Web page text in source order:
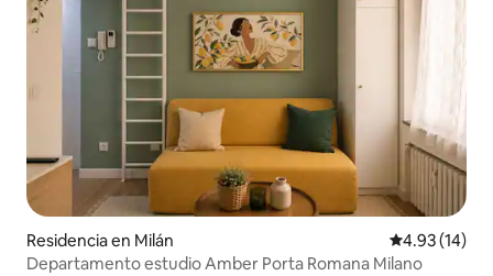
Residencia en Milán Calificación
4.93 (14)
Departamento estudio Amber Porta Romana Milano